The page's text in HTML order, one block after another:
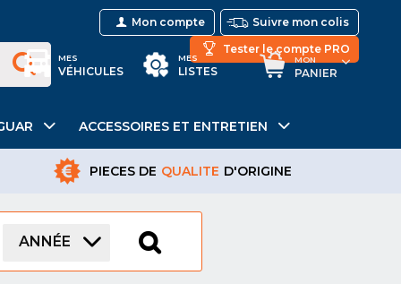
Suivre mon colis
Mon compte
Tester le compte PRO
MON
PANIER
MES
LISTES
MES
VÉHICULES
ACCESSOIRES ET ENTRETIEN
PIECES DE QUALITE D'ORIGINE
ANNÉE